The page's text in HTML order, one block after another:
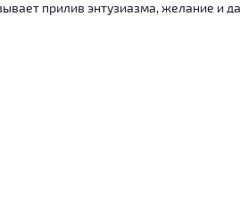
прилив энтузиазма, желание и